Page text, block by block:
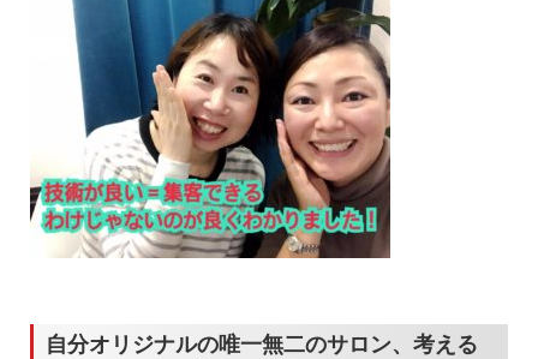
自分オリジナルの唯一無二のサロン、考える